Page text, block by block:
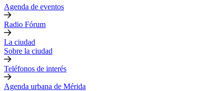
Agenda de eventos
Radio Fórum
La ciudad
Sobre la ciudad
Teléfonos de interés
Agenda urbana de Mérida